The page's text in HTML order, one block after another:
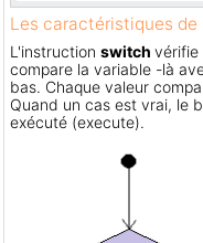
Les caractéristiques
L'instruction switch vérifie
compare la variable -là
bas. Chaque valeur
Quand un cas est vrai, le
exécuté (execute).